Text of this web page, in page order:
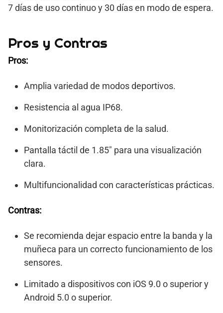
7 días de uso continuo y 30 días en modo de espera.
Pros y Contras
Pros:
Amplia variedad de modos deportivos.
Resistencia al agua IP68.
Monitorización completa de la salud.
Pantalla táctil de 1.85″ para una visualización
clara.
Multifuncionalidad con características prácticas.
Contras:
Se recomienda dejar espacio entre la banda y la
muñeca para un correcto funcionamiento de los
sensores.
Limitado a dispositivos con iOS 9.0 o superior y
Android 5.0 o superior.